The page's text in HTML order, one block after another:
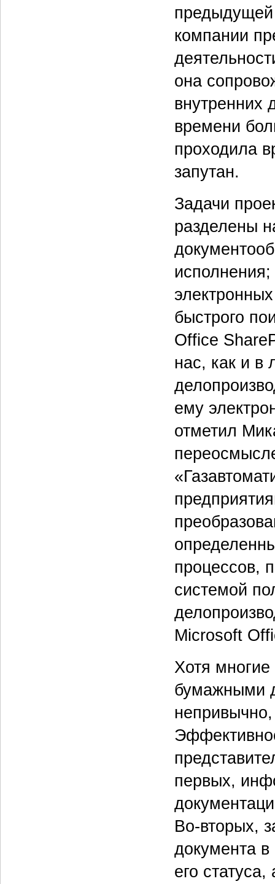
предыдущей
компании
она
внутренних
времени
проходила
запутан.
Задачи
разделены
быстрого
Office
нас, как и в
ему
отметил
процессов,
системой
Microsoft
Хотя
бумажными
первых,
Во-вторых,
документа в
его